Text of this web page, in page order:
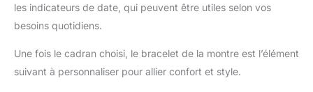
heures, vous permettant de
inutilisés pour une installation
salissants. Conçu pour les
mouvements NH35 : Fabriqué
avec des tolérances
les indicateurs de date, qui peuvent être utiles selon vos
besoins quotidiens.
Une fois le cadran choisi, le bracelet de la montre est l’élément
suivant à personnaliser pour allier confort et style.